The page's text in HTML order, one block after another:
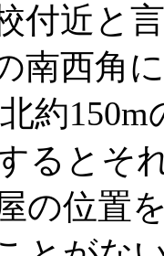
付近と
南西角
約
るとそ
の位置